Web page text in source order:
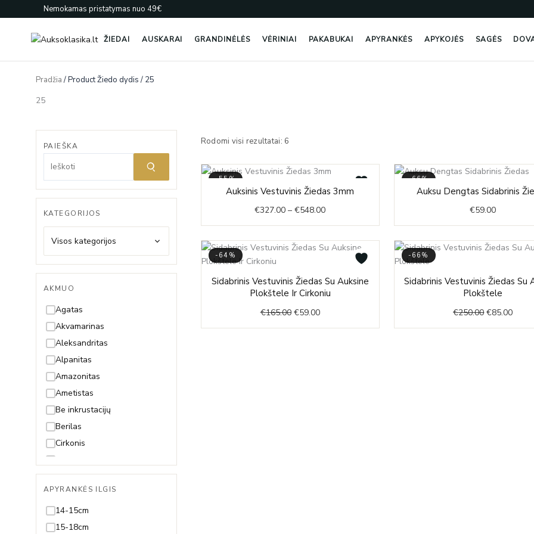
prie
Nemokamas pristatymas nuo 49€
ŽIEDAI AUSKARAI GRANDINĖLĖS VĖRINIAI PAKABUKAI APYRANKĖS APYKOJĖS SAGĖS
Pradžia/ Product Žiedo dydis / 25
25
PAIEŠKA
KATEGORIJOS
Visos kategorijos
AKMUO
Agatas
Akvamarinas
Aleksandritas
Alpanitas
Amazonitas
Ametistas
Be inkrustacijų
Berilas
Cirkonis
Deimantas
Gintaras
Granatas
Hematitas
APYRANKĖS ILGIS
14-15cm
15-18cm
Rodomi visi rezultatai: 6
-55%
Auksinis Vestuvinis Žiedas 3mm
€327.00 – €548.00
range:
€327.00
through
€548.00
-66%
Auksu Dengtas Sidabrinis
€59.00
-64%
Sidabrinis Vestuvinis Žiedas Su Auksine
Plokštele Ir Cirkoniu
€165.00
Original
price
€165.00.
€59.00
price
€59.00.
-66%
Sidabrinis Vestuvinis Žiedas Su
Plokštele
€250.00
Original
price
€250.00.
€85.00€85.00.